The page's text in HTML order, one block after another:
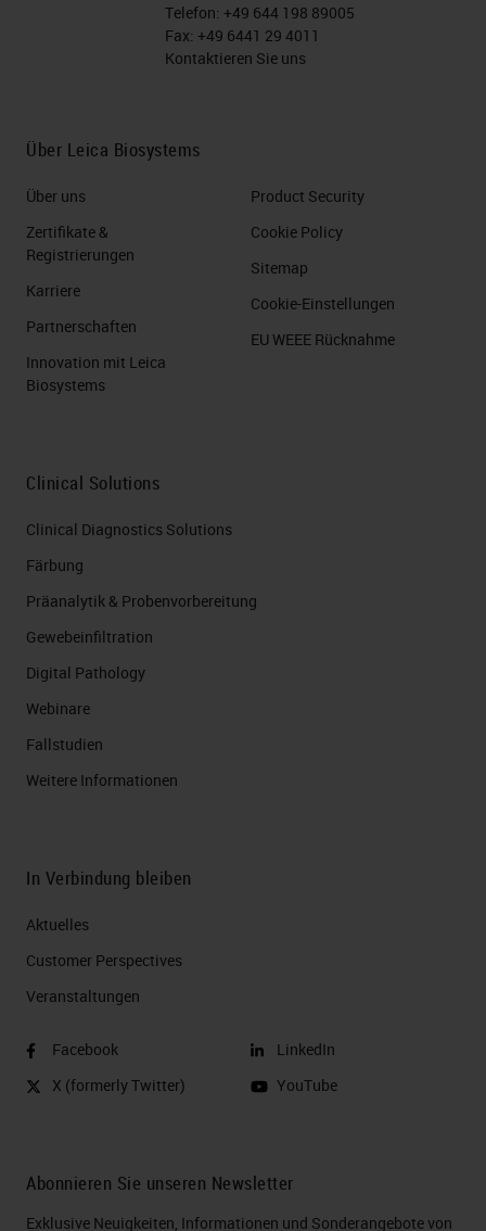
Telefon: +49 644 198 89005
Fax: +49 6441 29 4011
Kontaktieren Sie uns
Über Leica Biosystems
Über uns
Zertifikate &
Registrierungen
Karriere
Partnerschaften
Innovation mit Leica
Biosystems
Product Security
Cookie Policy
Sitemap
Cookie-Einstellungen
EU WEEE Rücknahme
Clinical Solutions
Clinical Diagnostics Solutions
Färbung
Präanalytik & Probenvorbereitung
Gewebeinfiltration
Digital Pathology
Webinare
Fallstudien
Weitere Informationen
In Verbindung bleiben
Aktuelles
Customer Perspectives​
Veranstaltungen
Facebook
X (formerly Twitter)
LinkedIn
YouTube
Abonnieren Sie unseren Newsletter
Exklusive Neuigkeiten, Informationen und Sonderangebote von